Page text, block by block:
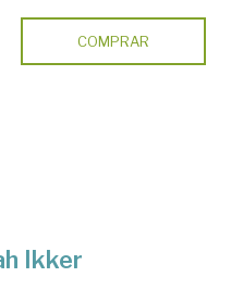
COMPRAR
Ikker